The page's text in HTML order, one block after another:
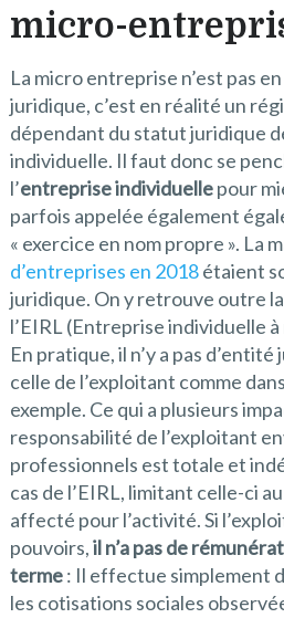
micro-
La micro entreprise n’est pas
juridique, c’est en réalité un
dépendant du statut juridique
individuelle. Il faut donc se
l’entreprise individuellepour
parfois appelée également
« exercice en nom propre ». La
d’entreprises en 2018étaient
juridique. On y retrouve outre
l’EIRL (Entreprise individuelle
En pratique, il n’y a pas
celle de l’exploitant comme
exemple. Ce qui a plusieurs
responsabilité de l’exploitant
professionnels est totale et
cas de l’EIRL, limitant celle-ci
affecté pour l’activité. Si
pouvoirs,il n’a pas de
terme: Il effectue simplement
les cotisations sociales